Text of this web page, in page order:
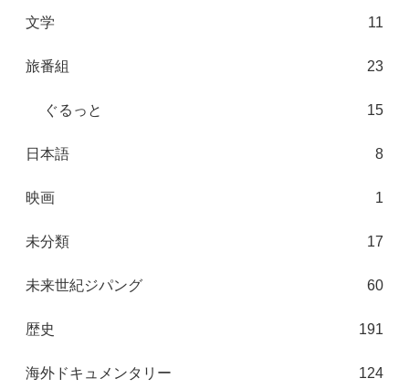
文学 11
旅番組 23
ぐるっと 15
日本語 8
映画 1
未分類 17
未来世紀ジパング 60
歴史 191
海外ドキュメンタリー 124